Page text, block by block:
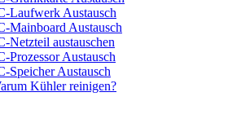
Laufwerk Austausch
Mainboard Austausch
Netzteil austauschen
Prozessor Austausch
Speicher Austausch
Kühler reinigen?